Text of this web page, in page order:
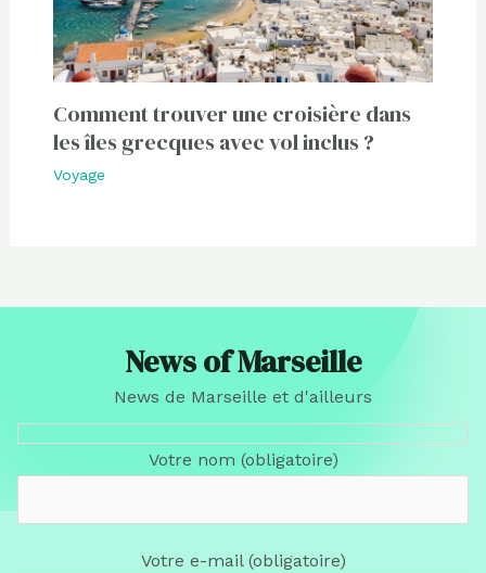
Comment trouver une croisière dans
les îles grecques avec vol inclus ?
Voyage
News of Marseille
News de Marseille et d'ailleurs
Votre nom (obligatoire)
Votre e-mail (obligatoire)